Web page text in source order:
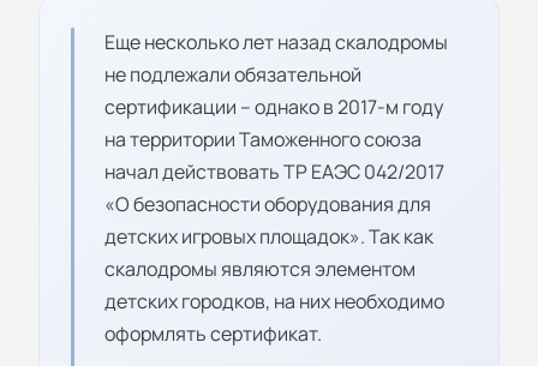
Еще несколько лет назад скалодромы
не подлежали обязательной
сертификации – однако в 2017-м году
на территории Таможенного союза
начал действовать ТР ЕАЭС 042/2017
«О безопасности оборудования для
детских игровых площадок». Так как
скалодромы являются элементом
детских городков, на них необходимо
оформлять сертификат.